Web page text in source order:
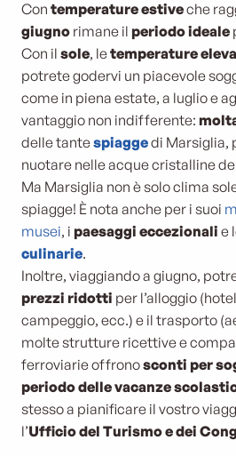
Con temperature estiveche
giugno rimane il periodo ideale
Con il sole, letemperature
potrete godervi un piacevole
come in piena estate, a luglio e
vantaggio non indifferente:
delle tantespiaggedi Marsiglia,
nuotare nelle acque cristalline
Ma Marsiglia non è solo clima
spiagge! È nota anche per i suoi
musei, i paesaggi eccezionali e
culinarie.
Inoltre, viaggiando a giugno,
prezzi ridotti per l’alloggio
campeggio, ecc.) e il trasporto
molte strutture ricettive e
ferroviarie offronosconti per
periodo delle vacanze
stesso a pianificare il vostro
l’Ufficio del Turismo e dei